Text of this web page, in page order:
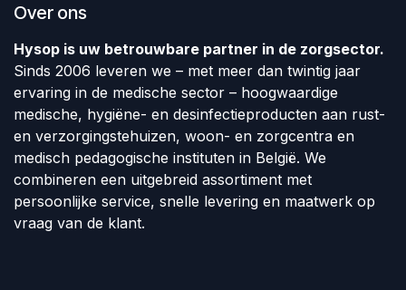
Over ons
Hysop is uw betrouwbare partner in de zorgsector.
Sinds 2006 leveren we – met meer dan twintig jaar
ervaring in de medische sector – hoogwaardige
medische, hygiëne- en desinfectieproducten aan rust-
en verzorgingstehuizen, woon- en zorgcentra en
medisch pedagogische instituten in België. We
combineren een uitgebreid assortiment met
persoonlijke service, snelle levering en maatwerk op
vraag van de klant.